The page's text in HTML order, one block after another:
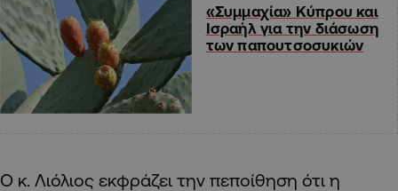
«Συμμαχία» Κύπρου και
Ισραήλ για την διάσωση
των παπουτσοσυκιών
Ο κ. Λιόλιος εκφράζει την πεποίθηση ότι η